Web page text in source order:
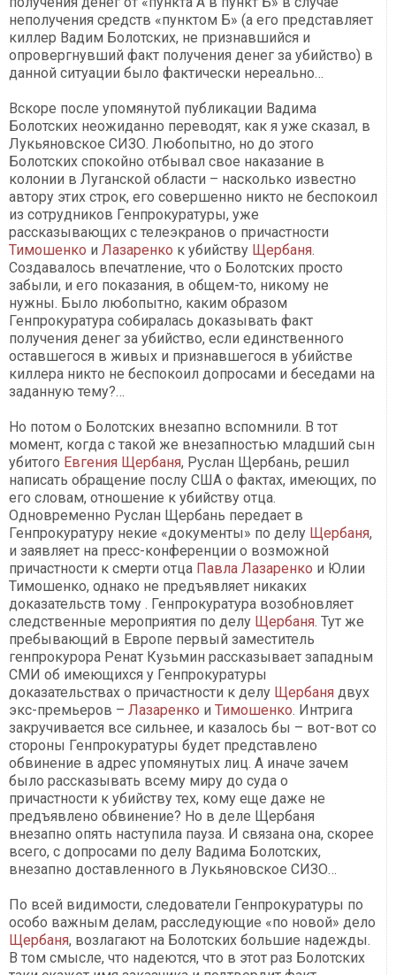
неполучения средств «пунктом Б» (а его представляет
киллер Вадим Болотских, не признавшийся и
опровергнувший факт получения денег за убийство) в
данной ситуации было фактически нереально…
Вскоре после упомянутой публикации Вадима
Болотских неожиданно переводят, как я уже сказал, в
Лукьяновское СИЗО. Любопытно, но до этого
Болотских спокойно отбывал свое наказание в
колонии в Луганской области – насколько известно
автору этих строк, его совершенно никто не беспокоил
из сотрудников Генпрокуратуры, уже
рассказывающих с телеэкранов о причастности
Тимошенко и Лазаренко к убийству Щербаня.
Создавалось впечатление, что о Болотских просто
забыли, и его показания, в общем-то, никому не
нужны. Было любопытно, каким образом
Генпрокуратура собиралась доказывать факт
получения денег за убийство, если единственного
оставшегося в живых и признавшегося в убийстве
киллера никто не беспокоил допросами и беседами на
заданную тему?…
Но потом о Болотских внезапно вспомнили. В тот
момент, когда с такой же внезапностью младший сын
убитого Евгения Щербаня, Руслан Щербань, решил
написать обращение послу США о фактах, имеющих, по
его словам, отношение к убийству отца.
Одновременно Руслан Щербань передает в
Генпрокуратуру некие «документы» по делу Щербаня,
и заявляет на пресс-конференции о возможной
причастности к смерти отца Павла Лазаренко и Юлии
Тимошенко, однако не предъявляет никаких
доказательств тому . Генпрокуратура возобновляет
следственные мероприятия по делу Щербаня. Тут же
пребывающий в Европе первый заместитель
генпрокурора Ренат Кузьмин рассказывает западным
СМИ об имеющихся у Генпрокуратуры
доказательствах о причастности к делу Щербаня двух
экс-премьеров – Лазаренко и Тимошенко. Интрига
закручивается все сильнее, и казалось бы – вот-вот со
стороны Генпрокуратуры будет представлено
обвинение в адрес упомянутых лиц. А иначе зачем
было рассказывать всему миру до суда о
причастности к убийству тех, кому еще даже не
предъявлено обвинение? Но в деле Щербаня
внезапно опять наступила пауза. И связана она, скорее
всего, с допросами по делу Вадима Болотских,
внезапно доставленного в Лукьяновское СИЗО…
По всей видимости, следователи Генпрокуратуры по
особо важным делам, расследующие «по новой» дело
Щербаня, возлагают на Болотских большие надежды.
В том смысле, что надеются, что в этот раз Болотских